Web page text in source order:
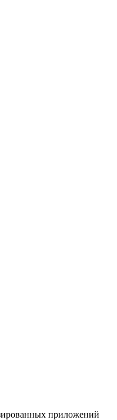
приложений